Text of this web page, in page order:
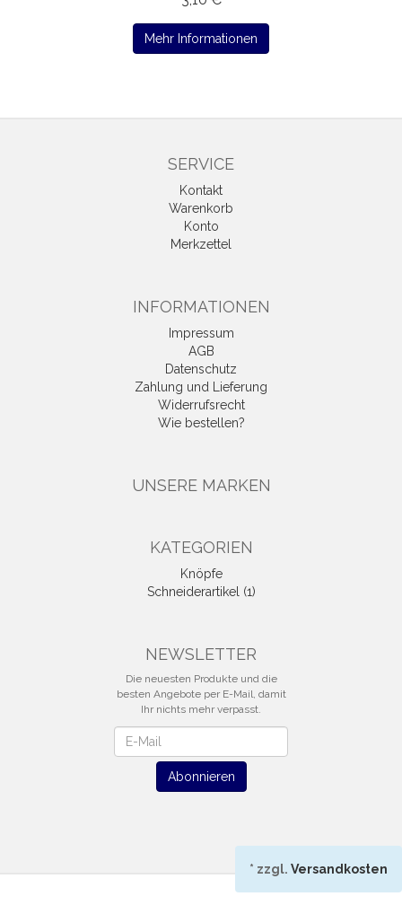
Mehr Informationen
SERVICE
Kontakt
Warenkorb
Konto
Merkzettel
INFORMATIONEN
Impressum
AGB
Datenschutz
Zahlung und Lieferung
Widerrufsrecht
Wie bestellen?
UNSERE MARKEN
KATEGORIEN
Knöpfe
Schneiderartikel (1)
NEWSLETTER
Die neuesten Produkte und die
besten Angebote per E-Mail, damit
Ihr nichts mehr verpasst.
Abonnieren
* zzgl. Versandkosten